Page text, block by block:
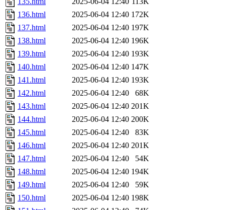
136.html
2025-06-04 12:40 172K
137.html
2025-06-04 12:40 197K
138.html
2025-06-04 12:40 196K
139.html
2025-06-04 12:40 193K
140.html
2025-06-04 12:40 147K
141.html
2025-06-04 12:40 193K
142.html
2025-06-04 12:40
68K
143.html
2025-06-04 12:40 201K
144.html
2025-06-04 12:40 200K
145.html
2025-06-04 12:40
83K
146.html
2025-06-04 12:40 201K
147.html
2025-06-04 12:40
54K
148.html
2025-06-04 12:40 194K
149.html
2025-06-04 12:40
59K
150.html
2025-06-04 12:40 198K